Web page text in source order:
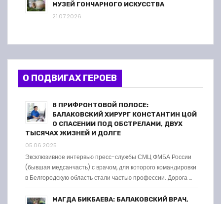
МУЗЕЙ ГОНЧАРНОГО ИСКУССТВА
21.07.2026
О ПОДВИГАХ ГЕРОЕВ
В ПРИФРОНТОВОЙ ПОЛОСЕ:
БАЛАКОВСКИЙ ХИРУРГ КОНСТАНТИН ЦОЙ
О СПАСЕНИИ ПОД ОБСТРЕЛАМИ, ДВУХ
ТЫСЯЧАХ ЖИЗНЕЙ И ДОЛГЕ
05.06.2025
Эксклюзивное интервью пресс-службы СМЦ ФМБА России
(бывшая медсанчасть) с врачом, для которого командировки
в Белгородскую область стали частью профессии. Дорога …
МАГДА БИКБАЕВА: БАЛАКОВСКИЙ ВРАЧ,